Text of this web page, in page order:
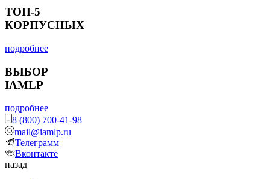
ТОП-5
КОРПУСНЫХ
подробнее
ВЫБОР
IAMLP
подробнее
8 (800) 700-41-98
mail@iamlp.ru
Телеграмм
Вконтакте
назад